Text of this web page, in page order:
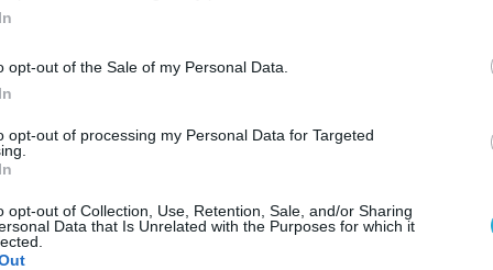
opt-out of the Sale of my Personal Data.
opt-out of processing my Personal Data for Targeted
opt-out of Collection, Use, Retention, Sale, and/or Sharing
Data that Is Unrelated with the Purposes for which it
ΕΚΔΗΛΩΣΕΙΣ
Οικονομία των Δεδομένων και ο
ρόλος των αναδυόμενων